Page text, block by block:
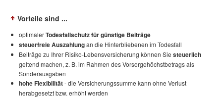
Vorteile sind ...
optimalerTodesfallschutz für günstige Beiträge
steuerfreie Auszahlungan die Hinterbliebenen im Todesfall
Beiträge zu Ihrer Risiko-Lebensversicherung können Sie steuerlich
geltend machen, z. B. im Rahmen des Vorsorgehöchstbetrags als
Sonderausgaben
hohe Flexibilität- die Versicherungssumme kann ohne Verlust
herabgesetzt bzw. erhöht werden